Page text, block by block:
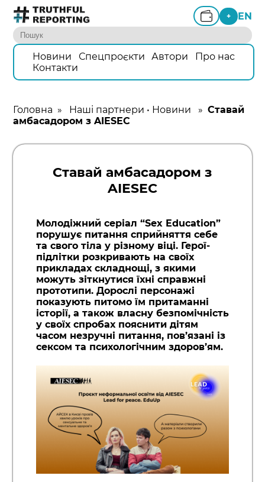
+ EN
Новини Спецпроєкти Автори
Про нас
Контакти
Головна » Наші партнери • Новини »Ставай
амбасадором з AIESEC
Ставай амбасадором з
AIESEC
Молодіжний серіал “Sex Education”
порушує питання сприйняття себе
та свого тіла у різному віці. Герої-
підлітки розкривають на своїх
прикладах складнощі, з якими
можуть зіткнутися їхні справжні
прототипи. Дорослі персонажі
показують питомо їм притаманні
історії, а також власну безпомічність
у своїх спробах пояснити дітям
часом незручні питання, пов’язані із
сексом та психологічним здоров’ям.